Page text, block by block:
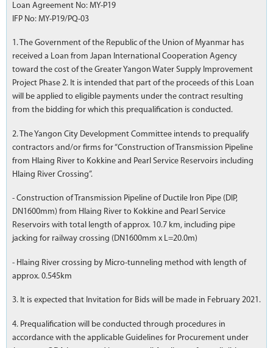
Loan Agreement No: MY-P19
IFP No: MY-P19/PQ-03
1. The Government of the Republic of the Union of Myanmar has
received a Loan from Japan International Cooperation Agency
toward the cost of the Greater Yangon Water Supply Improvement
Project Phase 2. It is intended that part of the proceeds of this Loan
will be applied to eligible payments under the contract resulting
from the bidding for which this prequalification is conducted.
2. The Yangon City Development Committee intends to prequalify
contractors and/or firms for “Construction of Transmission Pipeline
from Hlaing River to Kokkine and Pearl Service Reservoirs including
Hlaing River Crossing”.
- Construction of Transmission Pipeline of Ductile Iron Pipe (DIP,
DN1600mm) from Hlaing River to Kokkine and Pearl Service
Reservoirs with total length of approx. 10.7 km, including pipe
jacking for railway crossing (DN1600mm x L=20.0m)
- Hlaing River crossing by Micro-tunneling method with length of
approx. 0.545km
3. It is expected that Invitation for Bids will be made in February 2021.
4. Prequalification will be conducted through procedures in
accordance with the applicable Guidelines for Procurement under